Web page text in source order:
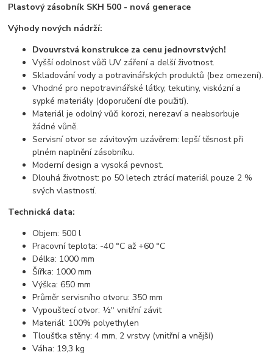
Plastový zásobník SKH 500 - nová generace
Výhody nových nádrží:
Dvouvrstvá konstrukce za cenu jednovrstvých!
Vyšší odolnost vůči UV záření a delší životnost.
Skladování vody a potravinářských produktů (bez omezení).
Vhodné pro nepotravinářské látky, tekutiny, viskózní a
sypké materiály (doporučení dle použití).
Materiál je odolný vůči korozi, nerezaví a neabsorbuje
žádné vůně.
Servisní otvor se závitovým uzávěrem: lepší těsnost při
plném naplnění zásobníku.
Moderní design a vysoká pevnost.
Dlouhá životnost: po 50 letech ztrácí materiál pouze 2 %
svých vlastností.
Technická data:
Objem: 500 l
Pracovní teplota: -40 °C až +60 °C
Délka: 1000 mm
Šířka: 1000 mm
Výška: 650 mm
Průměr servisního otvoru: 350 mm
Vypouštecí otvor: ½" vnitřní závit
Materiál: 100% polyethylen
Tloušťka stěny: 4 mm, 2 vrstvy (vnitřní a vnější)
Váha: 19,3 kg